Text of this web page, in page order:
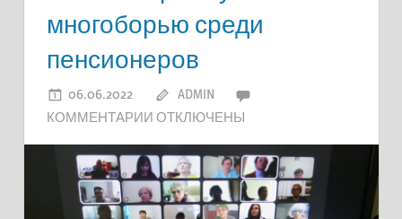
многоборью среди
пенсионеров
06.06.2022
ADMIN
КОММЕНТАРИИ К
В
ИВАНОВСКОЙ
ОБЛАСТИ
ОТКЛЮЧЕНЫ